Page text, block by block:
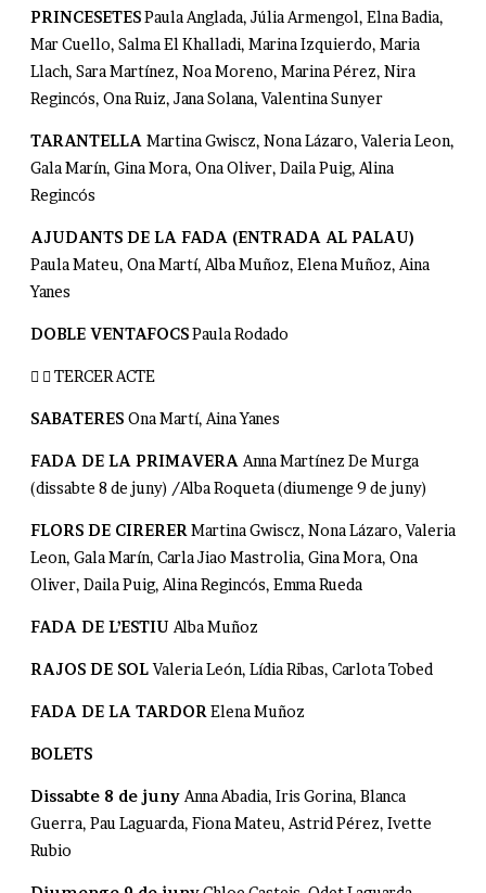
PRINCESETESPaula Anglada, Júlia Armengol, Elna Badia,
Mar Cuello, Salma El Khalladi, Marina Izquierdo, Maria
Llach, Sara Martínez, Noa Moreno, Marina Pérez, Nira
Regincós, Ona Ruiz, Jana Solana, Valentina Sunyer
TARANTELLA Martina Gwiscz, Nona Lázaro, Valeria Leon,
Gala Marín, Gina Mora, Ona Oliver, Daila Puig, Alina
Regincós
AJUDANTS DE LA FADA (ENTRADA AL PALAU)
Paula Mateu, Ona Martí, Alba Muñoz, Elena Muñoz, Aina
Yanes
DOBLE VENTAFOCSPaula Rodado
TERCER ACTE
SABATERES Ona Martí, Aina Yanes
FADA DE LA PRIMAVERA Anna Martínez De Murga
(dissabte 8 de juny) /Alba Roqueta (diumenge 9 de juny)
FLORS DE CIRERER Martina Gwiscz, Nona Lázaro, Valeria
Leon, Gala Marín, Carla Jiao Mastrolia, Gina Mora, Ona
Oliver, Daila Puig, Alina Regincós, Emma Rueda
FADA DE L’ESTIU Alba Muñoz
RAJOS DE SOLValeria León, Lídia Ribas, Carlota Tobed
FADA DE LA TARDOR Elena Muñoz
BOLETS
Dissabte 8 de juny Anna Abadia, Iris Gorina, Blanca
Guerra, Pau Laguarda, Fiona Mateu, Astrid Pérez, Ivette
Rubio